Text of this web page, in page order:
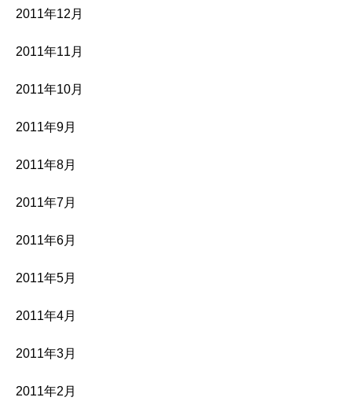
2011年12月
2011年11月
2011年10月
2011年9月
2011年8月
2011年7月
2011年6月
2011年5月
2011年4月
2011年3月
2011年2月